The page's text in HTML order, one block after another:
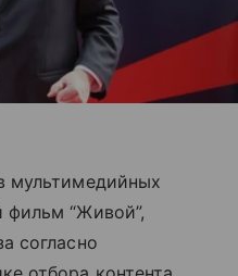
мультимедийных
фильм “Живой”,
согласно